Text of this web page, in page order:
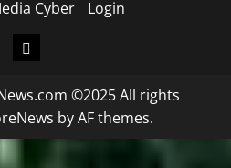
Cyber
Login
©2025 All rights
by AF themes.